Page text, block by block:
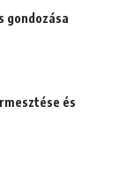
gondozása
és